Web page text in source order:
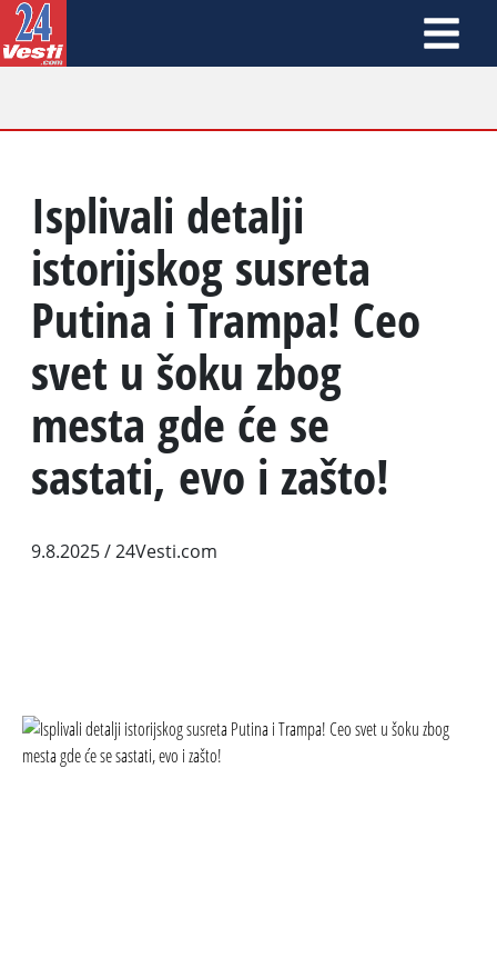
Isplivali detalji
istorijskog susreta
Putina i Trampa! Ceo
svet u šoku zbog
mesta gde će se
sastati, evo i zašto!
9.8.2025/ 24Vesti.com